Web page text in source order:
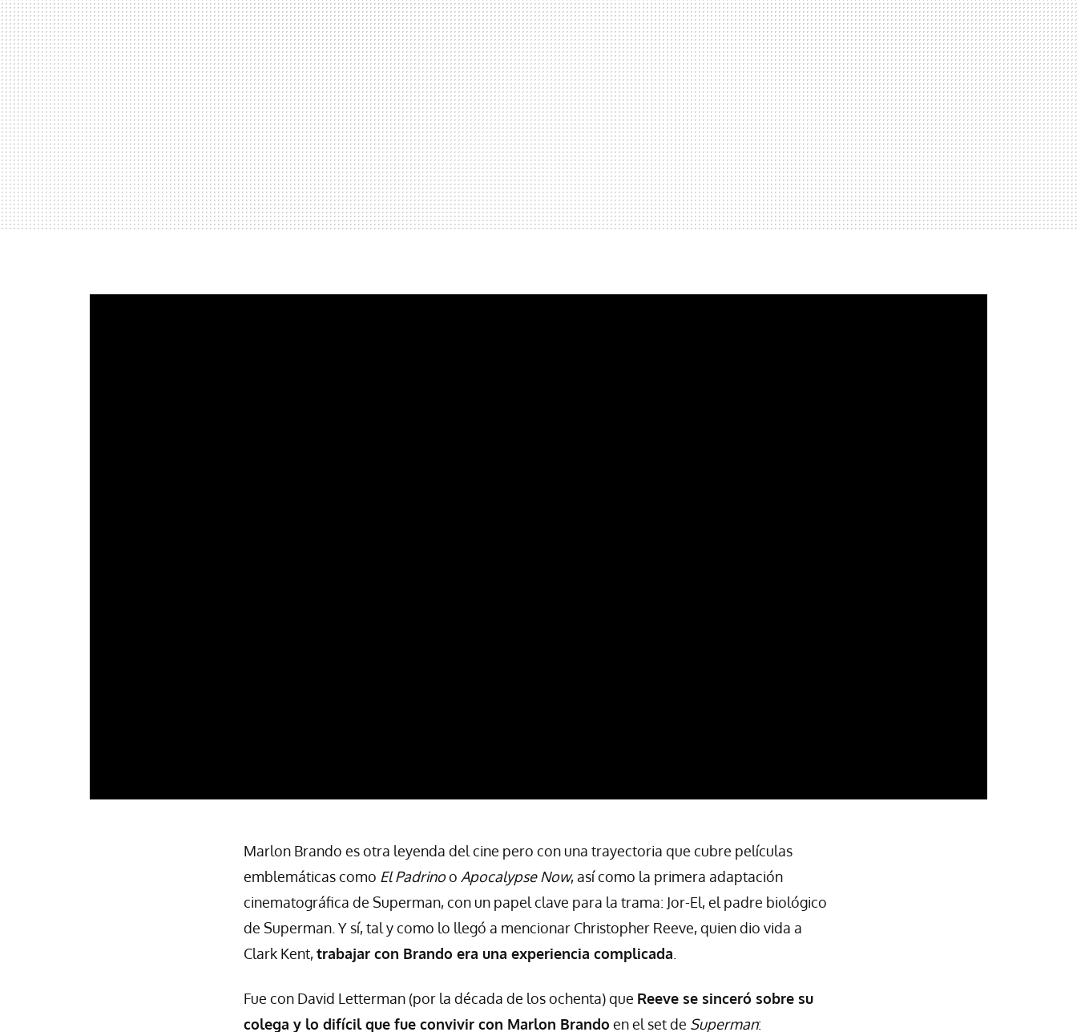
Marlon Brando es otra leyenda del cine pero con una trayectoria que cubre películas
emblemáticas como El Padrinoo Apocalypse Now, así como la primera adaptación
cinematográfica de Superman, con un papel clave para la trama: Jor-El, el padre biológico
de Superman. Y sí, tal y como lo llegó a mencionar Christopher Reeve, quien dio vida a
Clark Kent,trabajar con Brando era una experiencia complicada
Fue con David Letterman (por la década de los ochenta) que Reeve se sinceró sobre su
colega y lo difícil que fue convivir con Marlon Brando en el set de Superman: